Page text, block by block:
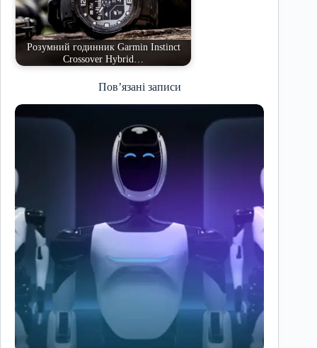
Розумний годинник Garmin Instinct
Crossover Hybrid…
Пов’язані записи